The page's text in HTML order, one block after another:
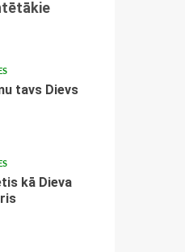
tavs Dievs
kā Dieva